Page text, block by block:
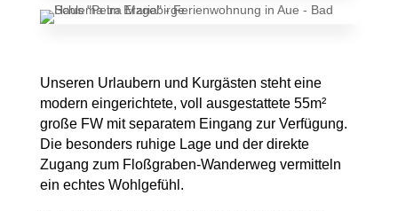
Unseren Urlaubern und Kurgästen steht eine
modern eingerichtete, voll ausgestattete 55m²
große FW mit separatem Eingang zur Verfügung.
Die besonders ruhige Lage und der direkte
Zugang zum Floßgraben-Wanderweg vermitteln
ein echtes Wohlgefühl.